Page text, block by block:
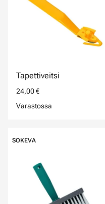
Tapettiveitsi
24,00 €
Varastossa
SOKEVA